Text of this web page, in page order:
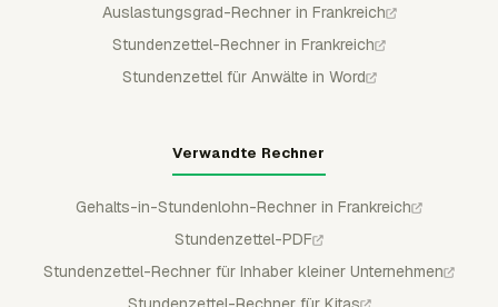
Auslastungsgrad-Rechner in Frankreich
Stundenzettel-Rechner in Frankreich
Stundenzettel für Anwälte in Word
Verwandte Rechner
Gehalts-in-Stundenlohn-Rechner in Frankreich
Stundenzettel-PDF
Stundenzettel-Rechner für Inhaber kleiner Unternehmen